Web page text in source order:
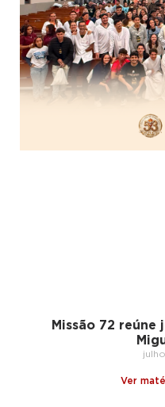
Missão 72 reúne
Ver